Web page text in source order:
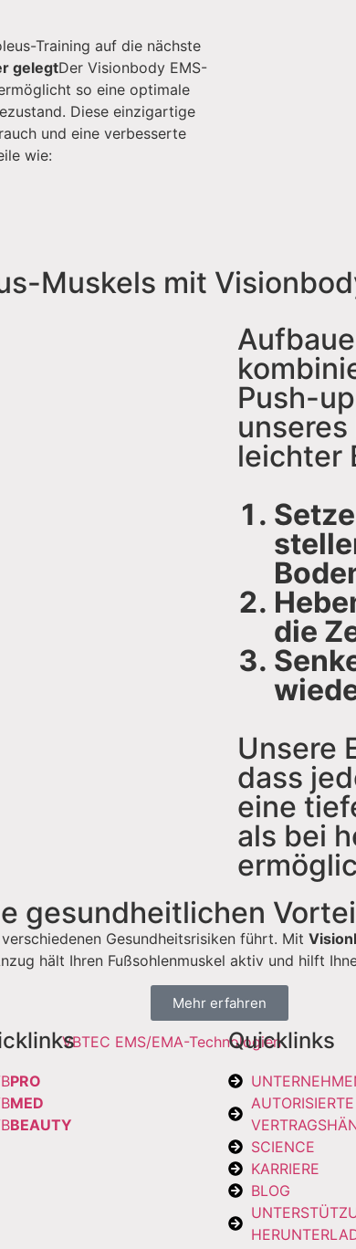
Training auf die nächste
gelegtDer Visionbody EMS-
so eine optimale
Diese einzigartige
und eine verbesserte
wie:
Muskels mit
Push-
leichter
die
Unsere
dass
eine
als bei
gesundheitlichen
Gesundheitsrisiken führt. Mit
hält Ihren Fußsohlenmuskel aktiv und hilft
Mehr erfahren
PRO
MED
BEAUTY
Quicklinks
AUTORISIERTE
SCIENCE
KARRIERE
BLOG